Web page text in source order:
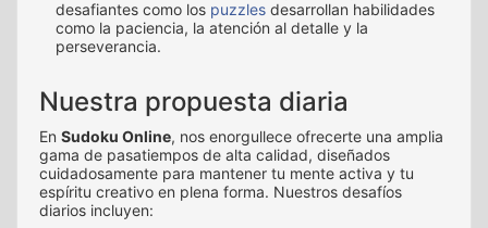
desafiantes como los puzzles desarrollan habilidades
como la paciencia, la atención al detalle y la
perseverancia.
Nuestra propuesta diaria
En Sudoku Online, nos enorgullece ofrecerte una amplia
gama de pasatiempos de alta calidad, diseñados
cuidadosamente para mantener tu mente activa y tu
espíritu creativo en plena forma. Nuestros desafíos
diarios incluyen: